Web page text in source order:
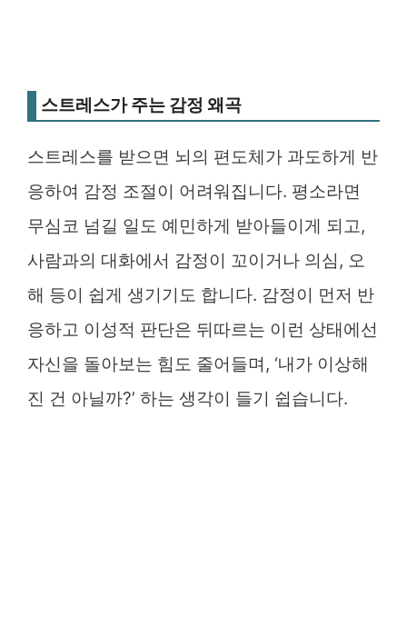
스트레스가 주는 감정 왜곡
스트레스를 받으면 뇌의 편도체가 과도하게 반
응하여 감정 조절이 어려워집니다. 평소라면
무심코 넘길 일도 예민하게 받아들이게 되고,
사람과의 대화에서 감정이 꼬이거나 의심, 오
해 등이 쉽게 생기기도 합니다. 감정이 먼저 반
응하고 이성적 판단은 뒤따르는 이런 상태에선
자신을 돌아보는 힘도 줄어들며, ‘내가 이상해
진 건 아닐까?’ 하는 생각이 들기 쉽습니다.